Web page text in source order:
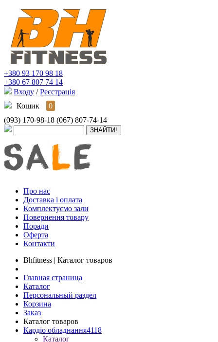
+380 93 170 98 18
+380 67 807 74 14
Входу / Реєстрація
Кошик
0
(093) 170-98-18 (067) 807-74-14
Про нас
Доставка і оплата
Комплектуємо зали
Повернення товару
Поради
Оферта
Контакти
Bhfitness | Каталог товаров
Главная страница
Каталог
Персональный раздел
Корзина
Заказ
Каталог товаров
Кардіо обладнання4118
Каталог